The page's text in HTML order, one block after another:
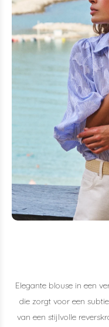
Elegante blouse in een
die zorgt voor een
van een stijlvolle